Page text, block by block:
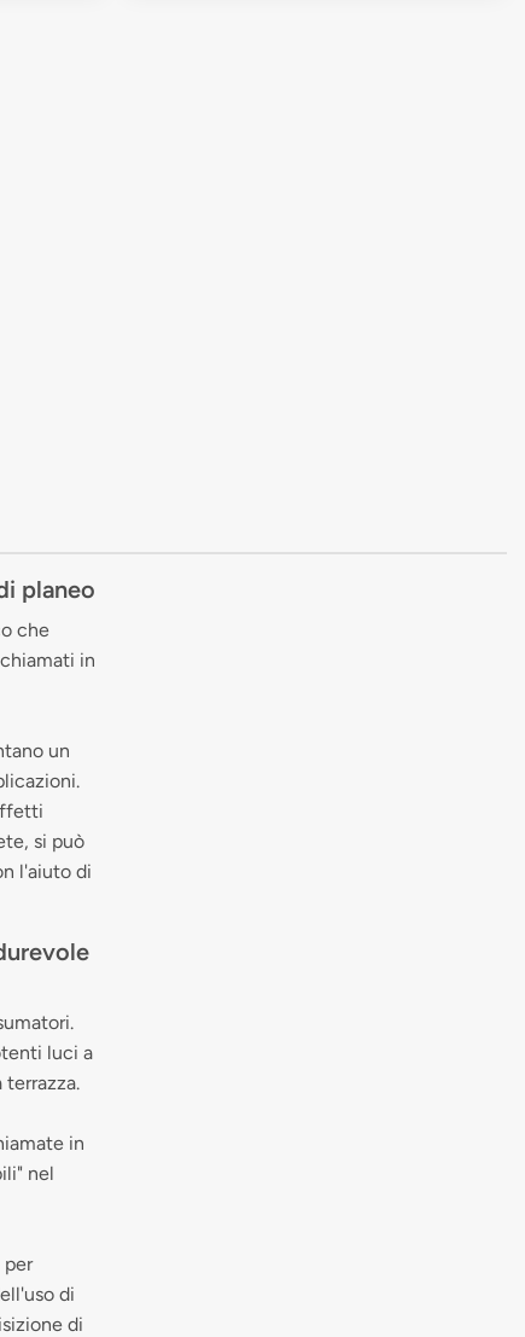
planeo
che
in
un
si può
l'aiuto di
luci a
in
nel
per
di
di